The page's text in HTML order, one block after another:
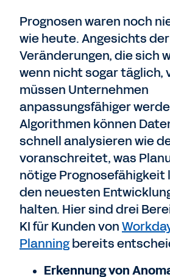
Prognosen waren noch
wie heute. Angesichts
Veränderungen, die sich
wenn nicht sogar täglich,
müssen Unternehmen
anpassungsfähiger
Algorithmen können
schnell analysieren wie
voranschreitet, was
nötige
den neuesten
halten. Hier sind drei
KI für Kunden von
Planningbereits
Erkennung von